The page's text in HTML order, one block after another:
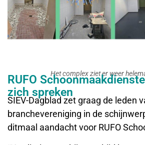
Het complex ziet er weer
RUFO
zich spreken
SIEV-Dagblad zet graag de leden
branchevereniging in de
ditmaal aandacht voor RUFO